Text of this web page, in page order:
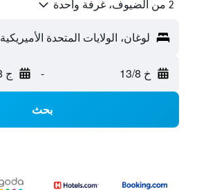
2 من الضيوف، غرفة واحدة
لوغان، الولايات المتحدة الأميريكية
خ 13/8 - ج 14/8
بحث